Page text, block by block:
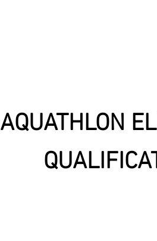
AQUATHLON